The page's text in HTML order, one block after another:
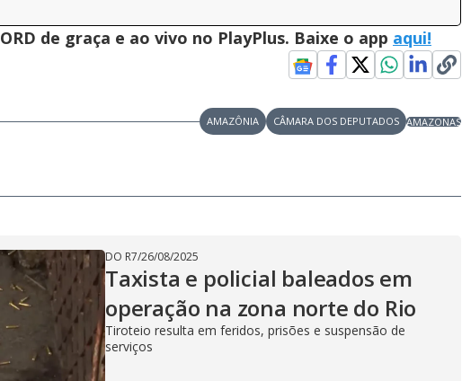
de graça e ao vivo no PlayPlus. Baixe o app aqui!
AMAZÔNIA CÂMARA DOS DEPUTADOS AMAZONAS
DO R7/26/08/2025
Taxista e policial baleados em
operação na zona norte do Rio
Tiroteio resulta em feridos, prisões e suspensão de
serviços